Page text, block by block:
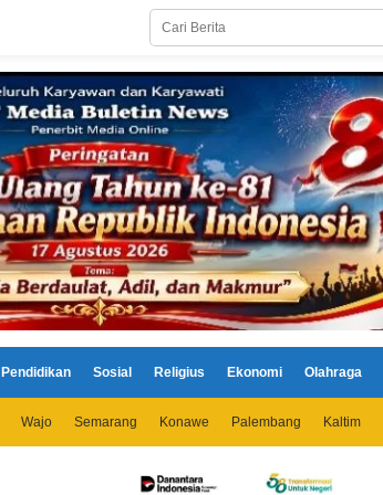
Pendidikan Sosial Religius Ekonomi Olahraga
Wajo Semarang Konawe Palembang Kaltim